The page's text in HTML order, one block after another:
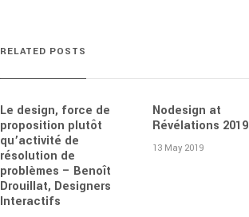
RELATED POSTS
Le design, force de
proposition plutôt
qu’activité de
résolution de
problèmes – Benoît
Drouillat, Designers
Interactifs
Nodesign at
Révélations 2019
13 May 2019